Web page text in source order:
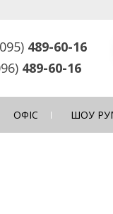
489-60-16
489-60-16
ОФІС ШОУ